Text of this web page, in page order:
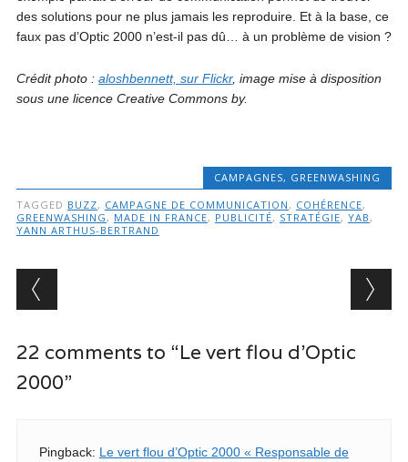
des solutions pour ne plus jamais les reproduire. Et à la base, ce
faux pas d’Optic 2000 n’est-il pas dû… à un problème de vision ?
Crédit photo : aloshbennett, sur Flickr, image mise à disposition
sous une licence Creative Commons by.
CAMPAGNES, GREENWASHING
TAGGED BUZZ, CAMPAGNE DE COMMUNICATION , COHÉRENCE,
GREENWASHING , MADE IN FRANCE, PUBLICITÉ, STRATÉGIE, YAB ,
YANN ARTHUS-BERTRAND
Post navigation
22 comments to “Le vert flou d’Optic
2000”
Pingback: Le vert flou d’Optic 2000 « Responsable de